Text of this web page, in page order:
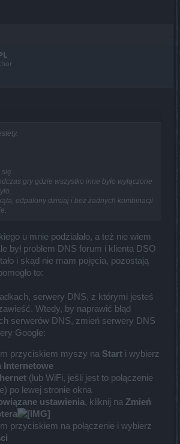
się.
gry gdzie wszystko inne było wyłączone
odpalony dzisiaj i bez żadnych kombinacji
u mnie podziałało, a też nie wiem
był problem DNS forum i klienta DSO
i skąd nie mam pojęcia, pozostają
to:
serwery DNS, z którymi jesteś
Wtedy, by naprawić błąd
serwerów DNS, zmień serwery DNS
Google:
przyciskiem myszy na Start i wybierz
Internetowe
(lub WiFi, jeśli jest to połączenie
po lewej stronie okna
ustawienia, kliknij na Zmień
przyciskiem na połączenie i wybierz